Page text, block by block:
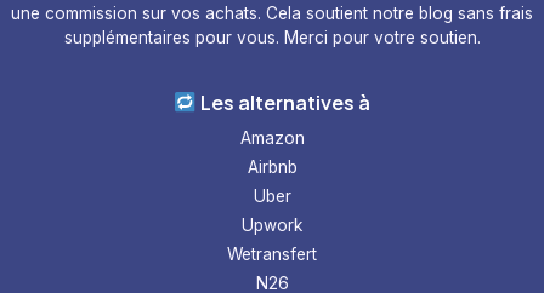
une commission sur vos achats. Cela soutient notre blog sans frais
supplémentaires pour vous. Merci pour votre soutien.
Les alternatives à
Amazon
Airbnb
Uber
Upwork
Wetransfert
N26